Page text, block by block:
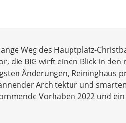
Weg des Hauptplatz-
die BIG wirft einen Blick in
Änderungen, Reininghaus
Architektur und
Vorhaben 2022 und